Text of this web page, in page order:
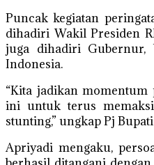
Puncak kegiatan
dihadiri Wakil Presiden
juga dihadiri Gubernur,
Indonesia.
“Kita jadikan momentum
ini untuk terus
stunting,” ungkap Pj
Apriyadi mengaku,